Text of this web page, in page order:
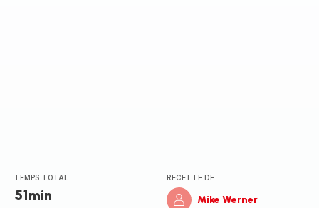
TEMPS TOTAL
51min
RECETTE DE
Mike Werner